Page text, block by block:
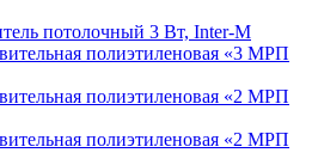
потолочный 3 Вт, Inter-M
полиэтиленовая «3 МРП
полиэтиленовая «2 МРП
полиэтиленовая «2 МРП